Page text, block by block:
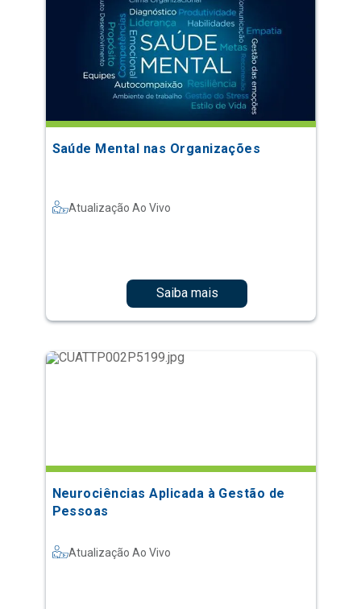
Saúde Mental nas Organizações
Atualização Ao Vivo
Saiba mais
Neurociências Aplicada à Gestão de
Pessoas
Atualização Ao Vivo